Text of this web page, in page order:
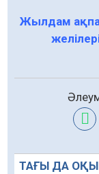
Жылдам
ТАҒЫ ДА